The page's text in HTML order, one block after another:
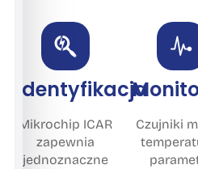
Identyfikacja
Mikrochip ICAR
zapewnia
jednoznaczne
Czujniki